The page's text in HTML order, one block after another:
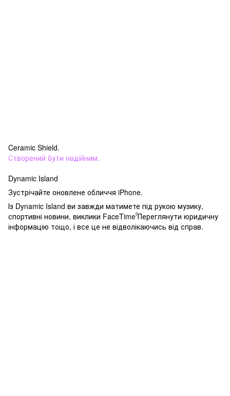
Ceramic Shield.
Створений бути надійним.
Dynamic Island
Зустрічайте оновлене обличчя iPhone.
Із Dynamic Island ви завжди матимете під рукою музику,
спортивні новини, виклики FaceTime◊Переглянути юридичну
інформацію тощо, і все це не відволікаючись від справ.